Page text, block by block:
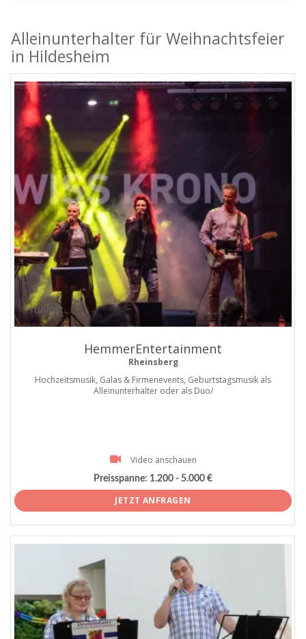
Alleinunterhalter für Weihnachtsfeier
in Hildesheim
ProArtist
HemmerEntertainment
Rheinsberg
Hochzeitsmusik, Galas & Firmenevents, Geburtstagsmusik als
Alleinunterhalter oder als Duo/
Video anschauen
Preisspanne: 1.200 - 5.000 €
JETZT ANFRAGEN